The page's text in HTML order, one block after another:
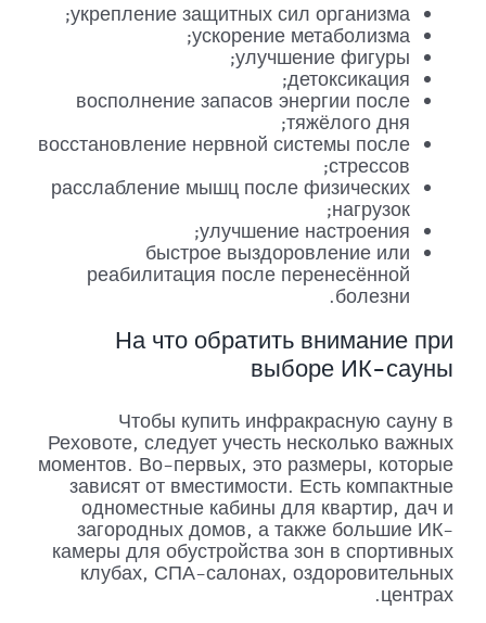
укрепление защитных сил организма;
ускорение метаболизма;
улучшение фигуры;
детоксикация;
восполнение запасов энергии после
тяжёлого дня;
восстановление нервной системы после
стрессов;
расслабление мышц после физических
нагрузок;
улучшение настроения;
быстрое выздоровление или
реабилитация после перенесённой
болезни.
На что обратить внимание при
выборе ИК-сауны
Чтобы купить инфракрасную сауну в
Реховоте, следует учесть несколько важных
моментов. Во-первых, это размеры, которые
зависят от вместимости. Есть компактные
одноместные кабины для квартир, дач и
загородных домов, а также большие ИК-
камеры для обустройства зон в спортивных
клубах, СПА-салонах, оздоровительных
центрах.